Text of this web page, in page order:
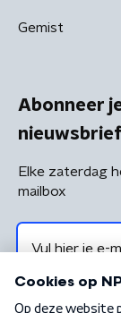
Gemist
Abonneer
nieuwsbrief
Elke zaterdag
mailbox